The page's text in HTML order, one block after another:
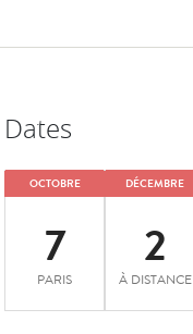
Dates
OCTOBRE
7
PARIS
DÉCEMBRE
2
À DISTANCE